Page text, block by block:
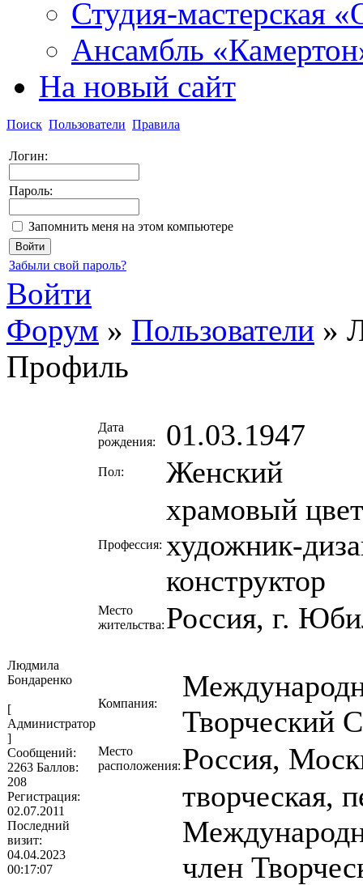
Студия-мастерская
Ансамбль
На новый сайт
Поиск Пользователи Правила
Логин:
Пароль:
Запомнить меня на этом компьютере
Забыли свой пароль?
Войти
Форум » Пользователи »
Профиль
Людмила
Бондаренко
[
Администратор
]
Cообщений:
2263 Баллов:
208
Регистрация:
02.07.2011
Последний
визит:
04.04.2023
00:17:07
Дата
рождения:
01.03.1947
Пол: Женский
Профессия:
храмовый
художник-
конструктор
Место
жительства: Россия, г.
Компания:
Творческий
Место
расположения: Россия,
творческая,
член